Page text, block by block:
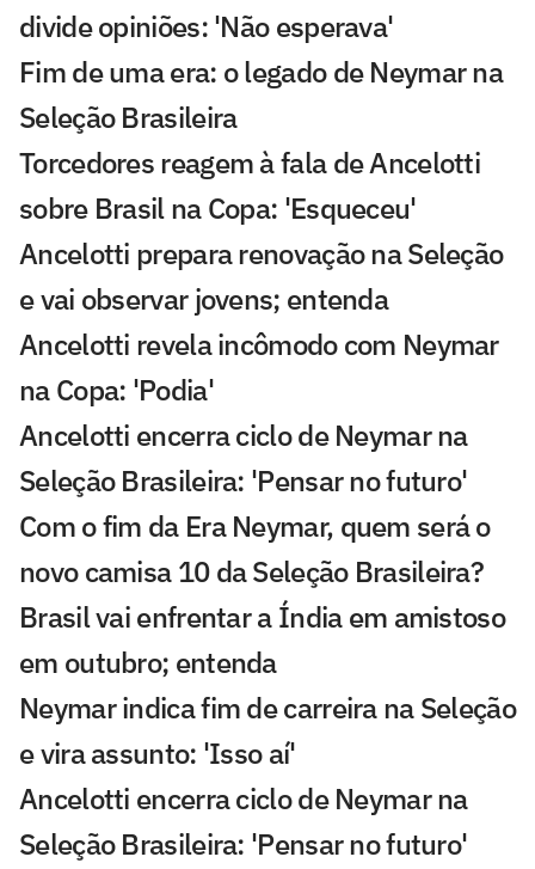
divide opiniões: 'Não esperava'
Fim de uma era: o legado de Neymar na
Seleção Brasileira
Torcedores reagem à fala de Ancelotti
sobre Brasil na Copa: 'Esqueceu'
Ancelotti prepara renovação na Seleção
e vai observar jovens; entenda
Ancelotti revela incômodo com Neymar
na Copa: 'Podia'
Ancelotti encerra ciclo de Neymar na
Seleção Brasileira: 'Pensar no futuro'
Com o fim da Era Neymar, quem será o
novo camisa 10 da Seleção Brasileira?
Brasil vai enfrentar a Índia em amistoso
em outubro; entenda
Neymar indica fim de carreira na Seleção
e vira assunto: 'Isso aí'
Ancelotti encerra ciclo de Neymar na
Seleção Brasileira: 'Pensar no futuro'